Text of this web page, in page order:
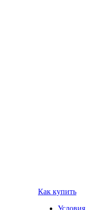
Как купить
Условия